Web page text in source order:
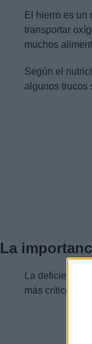
El hierro es un
transportar
muchos
Según el
algunos trucos
La
La deficiencia
más críticos,